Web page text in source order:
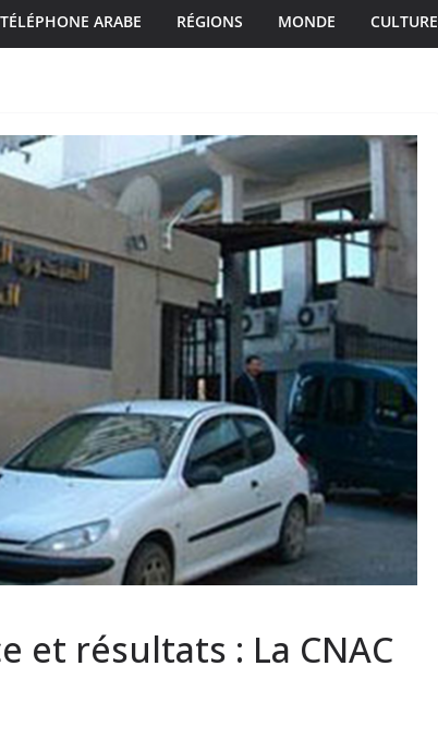
TÉLÉPHONE ARABE RÉGIONS MONDE CULTURE
et résultats : La CNAC